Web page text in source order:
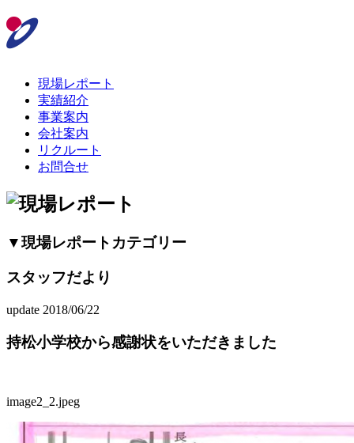
現場レポート
実績紹介
事業案内
会社案内
リクルート
お問合せ
▼現場レポートカテゴリー
スタッフだより
update 2018/06/22
持松小学校から感謝状をいただきました
image2_2.jpeg